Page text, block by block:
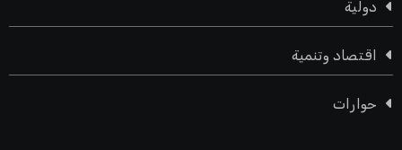
دولية
اقتصاد وتنمية
حوارات